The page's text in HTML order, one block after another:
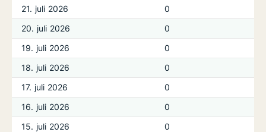
21. juli 2026
0
20. juli 2026
0
19. juli 2026
0
18. juli 2026
0
17. juli 2026
0
16. juli 2026
0
15. juli 2026
0